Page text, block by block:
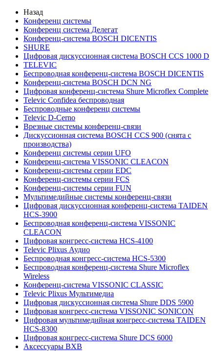
Назад
Конференц системы
Конференц система Делегат
Конференц-система BOSCH DICENTIS
SHURE
Цифровая дискуссионная система BOSCH CCS 1000 D
TELEVIC
Беспроводная конференц-система BOSCH DICENTIS
Конференц-система BOSCH DCN NG
Цифровая конференц-система Shure Microflex Complete
Televic Confidea беспроводная
Беспроводные конференц системы
Televic D-Cerno
Врезные системы конференц-связи
Дискуссионная система BOSCH CCS 900 (снята с
производства)
Конференц системы серии UFO
Конференц-система VISSONIC CLEACON
Конференц-системы серии EDC
Конференц-системы серии FCS
Конференц-системы серии FUN
Мультимедийные системы конференц-связи
Цифровая дискуссионная конференц-система TAIDEN
HCS-3900
Беспроводная конференц-система VISSONIC
CLEACON
Цифровая конгресс-система HCS-4100
Televic Plixus Аудио
Беспроводная конгресс-система HCS-5300
Беспроводная конференц-система Shure Microflex
Wireless
Конференц-система VISSONIC CLASSIC
Televic Plixus Мультимедиа
Цифровая дискуссионная система Shure DDS 5900
Цифровая конгресс-система VISSONIC SONICON
Цифровая мультимедийная конгресс-система TAIDEN
HCS-8300
Цифровая конгресс-система Shure DCS 6000
Аксессуары BXB